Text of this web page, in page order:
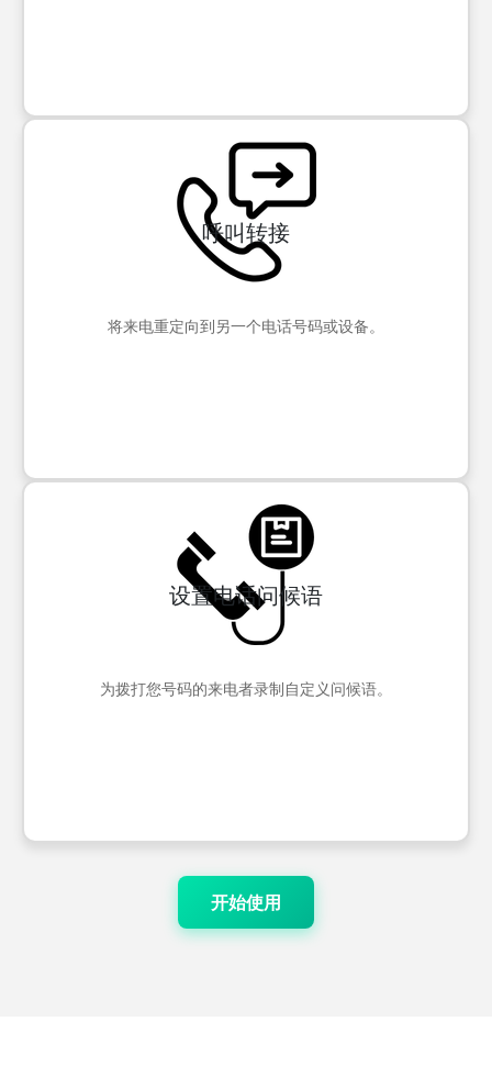
呼叫转接
将来电重定向到另一个电话号码或设备。
设置电话问候语
为拨打您号码的来电者录制自定义问候语。
开始使用